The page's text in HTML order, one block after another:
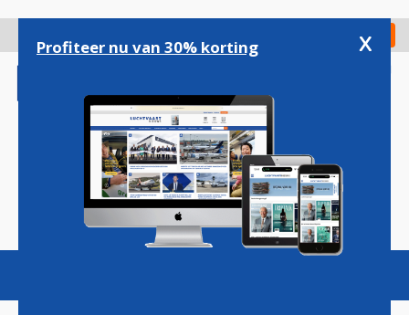
gaan
Check in
Magazine Podcasts Vacatures
Profiteer nu van 30% korting x